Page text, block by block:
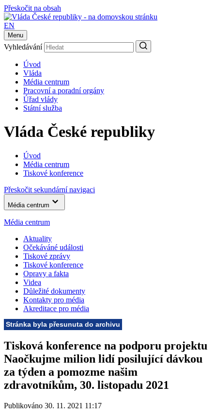
Přeskočit na obsah
EN
Menu
Vyhledávání
Úvod
Vláda
Média centrum
Pracovní a poradní orgány
Úřad vlády
Státní služba
Vláda České republiky
Úvod
Média centrum
Tiskové konference
Přeskočit sekundární navigaci
Média centrum
Média centrum
Aktuality
Očekáváné události
Tiskové zprávy
Tiskové konference
Opravy a fakta
Videa
Důležité dokumenty
Kontakty pro média
Akreditace pro média
Stránka byla přesunuta do archivu
Tisková konference na podporu projektu
Naočkujme milion lidí posilující dávkou
za týden a pomozme našim
zdravotníkům, 30. listopadu 2021
Publikováno 30. 11. 2021 11:17